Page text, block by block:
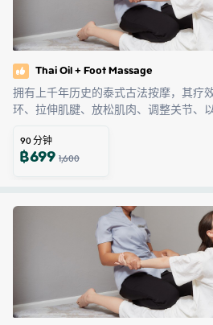
Thai Oil + Foot Massage
拥有上千年历史的泰式古法按摩，其疗
环、拉伸肌腱、放松肌肉、调整关节、
90分钟
฿6991,600